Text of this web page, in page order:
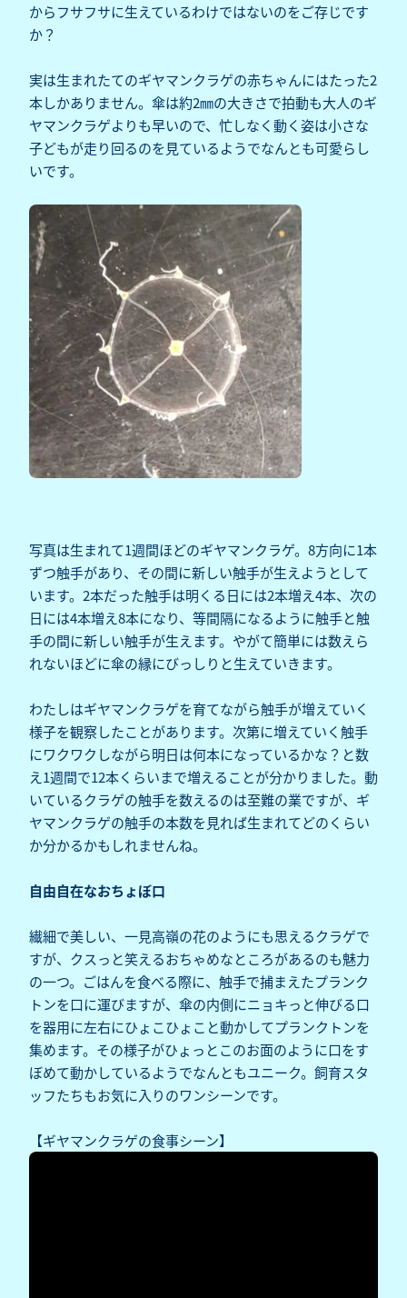
からフサフサに生えているわけではないのをご存じです
か？
実は生まれたてのギヤマンクラゲの赤ちゃんにはたった2
本しかありません。傘は約2㎜の大きさで拍動も大人のギ
ヤマンクラゲよりも早いので、忙しなく動く姿は小さな
子どもが走り回るのを見ているようでなんとも可愛らし
いです。
写真は生まれて1週間ほどのギヤマンクラゲ。8方向に1本
ずつ触手があり、その間に新しい触手が生えようとして
います。2本だった触手は明くる日には2本増え4本、次の
日には4本増え8本になり、等間隔になるように触手と触
手の間に新しい触手が生えます。やがて簡単には数えら
れないほどに傘の縁にびっしりと生えていきます。
わたしはギヤマンクラゲを育てながら触手が増えていく
様子を観察したことがあります。次第に増えていく触手
にワクワクしながら明日は何本になっているかな？と数
え1週間で12本くらいまで増えることが分かりました。動
いているクラゲの触手を数えるのは至難の業ですが、ギ
ヤマンクラゲの触手の本数を見れば生まれてどのくらい
か分かるかもしれませんね。
自由自在なおちょぼ口
繊細で美しい、一見高嶺の花のようにも思えるクラゲで
すが、クスっと笑えるおちゃめなところがあるのも魅力
の一つ。ごはんを食べる際に、触手で捕まえたプランク
トンを口に運びますが、傘の内側にニョキっと伸びる口
を器用に左右にひょこひょこと動かしてプランクトンを
集めます。その様子がひょっとこのお面のように口をす
ぼめて動かしているようでなんともユニーク。飼育スタ
ッフたちもお気に入りのワンシーンです。
【ギヤマンクラゲの食事シーン】